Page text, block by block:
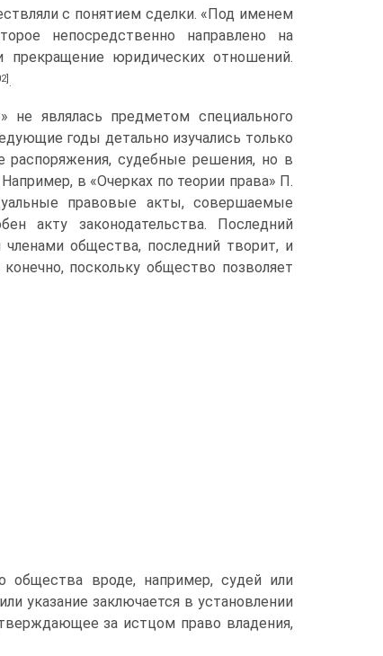
с понятием сделки. «Под именем
непосредственно направлено на
прекращение юридических отношений.
.
не являлась предметом специального
годы детально изучались только
судебные решения, но в
в «Очерках по теории права» П.
правовые акты, совершаемые
акту законодательства. Последний
общества, последний творит, и
поскольку общество позволяет
общества вроде, например, судей или
указание заключается в установлении
за истцом право владения,